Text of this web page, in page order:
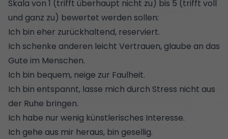
Skala von 1 (trifft überhaupt nicht zu) bis 5 (trifft voll
und ganz zu) bewertet werden sollen:
Ich bin eher zurückhaltend, reserviert.
Ich schenke anderen leicht Vertrauen, glaube an das
Gute im Menschen.
Ich bin bequem, neige zur Faulheit.
Ich bin entspannt, lasse mich durch Stress nicht aus
der Ruhe bringen.
Ich habe nur wenig künstlerisches Interesse.
Ich gehe aus mir heraus, bin gesellig.